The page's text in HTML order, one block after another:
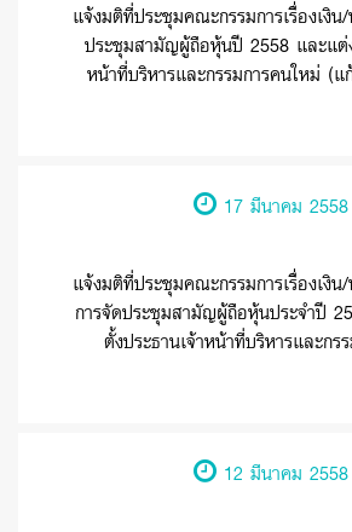
แจ้งมติที่ประชุมคณะกรรมการเรื่องเงิ
ประชุมสามัญผู้ถือหุ้นปี 2558 และแต่
หน้าที่บริหารและกรรมการคนใหม่ (แ
17 มีนาคม 2558
แจ้งมติที่ประชุมคณะกรรมการเรื่องเงิ
การจัดประชุมสามัญผู้ถือหุ้นประจำปี
ตั้งประธานเจ้าหน้าที่บริหารและกร
12 มีนาคม 2558